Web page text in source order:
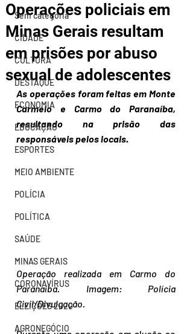
Sem categoria
CIDADE
CULTURA
DESTAQUE
ECONOMIA
EDUCAÇÃO
ESPORTES
MEIO AMBIENTE
POLÍCIA
POLÍTICA
SAÚDE
MINAS GERAIS
CORONAVÍRUS
ELEIÇÕES 2020
AGRONEGÓCIO
Operações policiais em
Minas Gerais resultam
em prisões por abuso
sexual de adolescentes
As operações foram feitas em Monte
Carmelo e Carmo do Paranaíba,
resultando na prisão das
responsáveis pelos locais.
Operação realizada em Carmo do
Paranaíba. Imagem: Polícia
Civil/Divulgação.